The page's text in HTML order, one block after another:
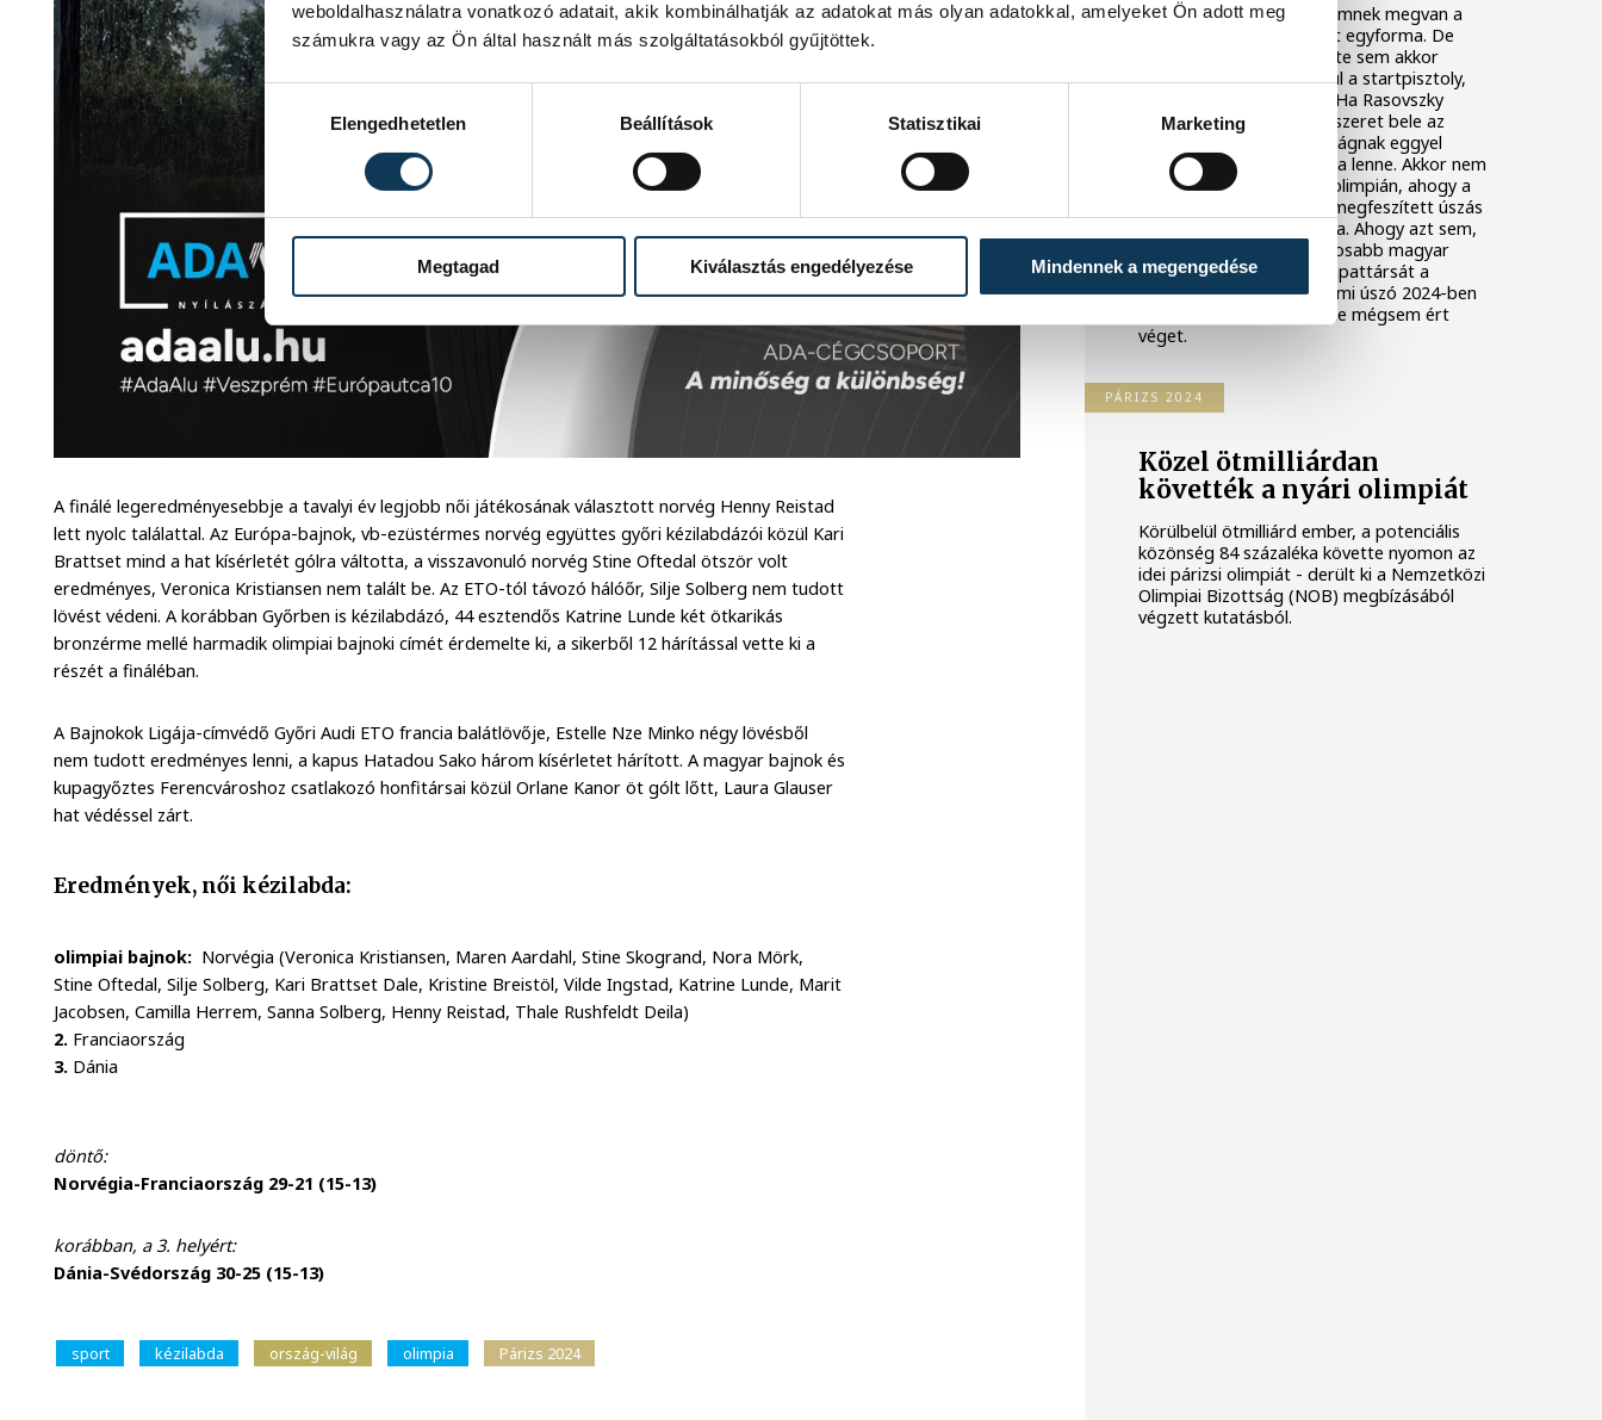
weboldalhasználatra vonatkozó adatait, akik kombinálhatják az adatokat más olyan adatokkal, amelyeket Ön adott meg
számukra vagy az Ön által használt más szolgáltatásokból gyűjtöttek.
Elengedhetetlen
Beállítások Statisztikai Marketing
Megtagad Kiválasztás engedélyezése Mindennek a megengedése
A finálé legeredményesebbje a tavalyi év legjobb női játékosának választott norvég Henny Reistad
lett nyolc találattal. Az Európa-bajnok, vb-ezüstérmes norvég együttes győri kézilabdázói közül Kari
Brattset mind a hat kísérletét gólra váltotta, a visszavonuló norvég Stine Oftedal ötször volt
eredményes, Veronica Kristiansen nem talált be. Az ETO-tól távozó hálóőr, Silje Solberg nem tudott
lövést védeni. A korábban Győrben is kézilabdázó, 44 esztendős Katrine Lunde két ötkarikás
bronzérme mellé harmadik olimpiai bajnoki címét érdemelte ki, a sikerből 12 hárítással vette ki a
részét a fináléban.
A Bajnokok Ligája-címvédő Győri Audi ETO francia balátlövője, Estelle Nze Minko négy lövésből
nem tudott eredményes lenni, a kapus Hatadou Sako három kísérletet hárított. A magyar bajnok és
kupagyőztes Ferencvároshoz csatlakozó honfitársai közül Orlane Kanor öt gólt lőtt, Laura Glauser
hat védéssel zárt.
Eredmények, női kézilabda:
olimpiai bajnok: Norvégia (Veronica Kristiansen, Maren Aardahl, Stine Skogrand, Nora Mörk,
Stine Oftedal, Silje Solberg, Kari Brattset Dale, Kristine Breistöl, Vilde Ingstad, Katrine Lunde, Marit
Jacobsen, Camilla Herrem, Sanna Solberg, Henny Reistad, Thale Rushfeldt Deila)
2. Franciaország
3. Dánia
döntő:
Norvégia-Franciaország 29-21 (15-13)
korábban, a 3. helyért:
Dánia-Svédország 30-25 (15-13)
sport kézilabda ország-világ olimpia Párizs 2024
Minden olimpiai aranyéremnek megvan a
saját története. Nincs két egyforma. De
egyik aranyérem története sem akkor
kezdődik, amikor eldördül a startpisztoly,
hanem sokkal korábban. Ha Rasovszky
Kristóf óvodásként nem szeret bele az
úszásba, ma Magyarországnak eggyel
kevesebb olimpiai bajnoka lenne. Akkor nem
láthattuk volna a párizsi olimpián, ahogy a
Szajnában közel két óra megfeszített úszás
után elsőnek ér be a célba. Ahogy azt sem,
amikor ezután a leghangosabb magyar
szurkolóként biztatta csapattársát a
bronzéremért. A veszprémi úszó 2024-ben
felért a csúcsra, története mégsem ért
véget.
PÁRIZS 2024
Közel ötmilliárdan
követték a nyári olimpiát
Körülbelül ötmilliárd ember, a potenciális
közönség 84 százaléka követte nyomon az
idei párizsi olimpiát - derült ki a Nemzetközi
Olimpiai Bizottság (NOB) megbízásából
végzett kutatásból.